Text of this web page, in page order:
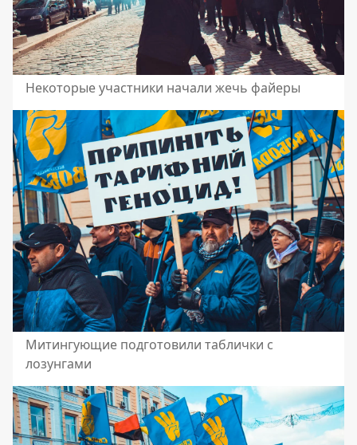
Некоторые участники начали жечь файеры
Митингующие подготовили таблички с
лозунгами